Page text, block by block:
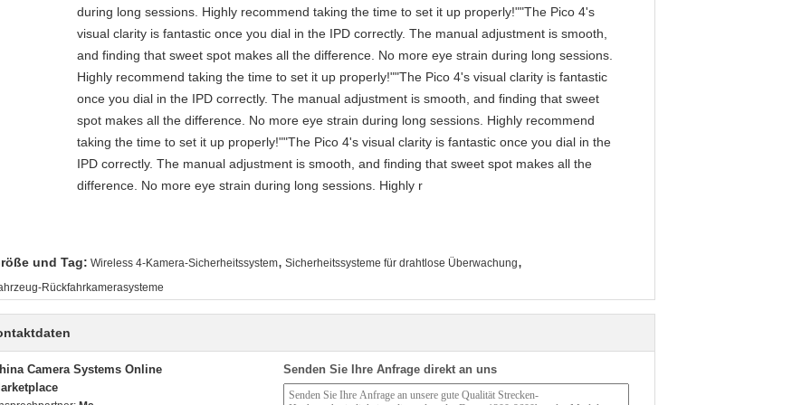
during long sessions. Highly recommend taking the time to set it up properly!""The Pico 4's
visual clarity is fantastic once you dial in the IPD correctly. The manual adjustment is smooth,
and finding that sweet spot makes all the difference. No more eye strain during long sessions.
Highly recommend taking the time to set it up properly!""The Pico 4's visual clarity is fantastic
once you dial in the IPD correctly. The manual adjustment is smooth, and finding that sweet
spot makes all the difference. No more eye strain during long sessions. Highly recommend
taking the time to set it up properly!""The Pico 4's visual clarity is fantastic once you dial in the
IPD correctly. The manual adjustment is smooth, and finding that sweet spot makes all the
difference. No more eye strain during long sessions. Highly r
und Tag: Wireless 4-Kamera-Sicherheitssystem, Sicherheitssysteme für drahtlose Überwachung,
Rückfahrkamerasysteme
Camera Systems Online
Senden Sie Ihre Anfrage direkt an uns